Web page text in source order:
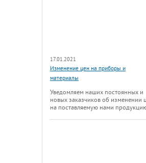
17.01.2021
Изменение цен на приборы и
материалы
Уведомляем наших постоянных и
новых заказчиков об изменении
на поставляемую нами